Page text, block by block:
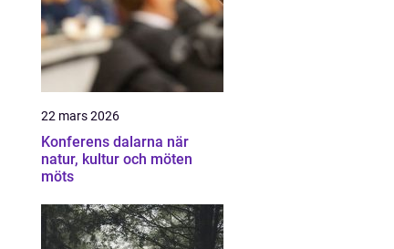
22 mars 2026
Konferens dalarna när
natur, kultur och möten
möts